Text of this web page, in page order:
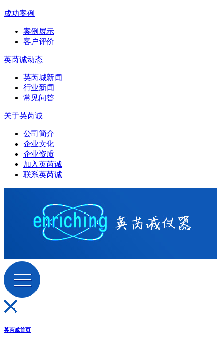
成功案例
案例展示
客户评价
英芮诚动态
英芮城新闻
行业新闻
常见问答
关于英芮诚
公司简介
企业文化
企业资质
加入英芮诚
联系英芮诚
英芮诚首页